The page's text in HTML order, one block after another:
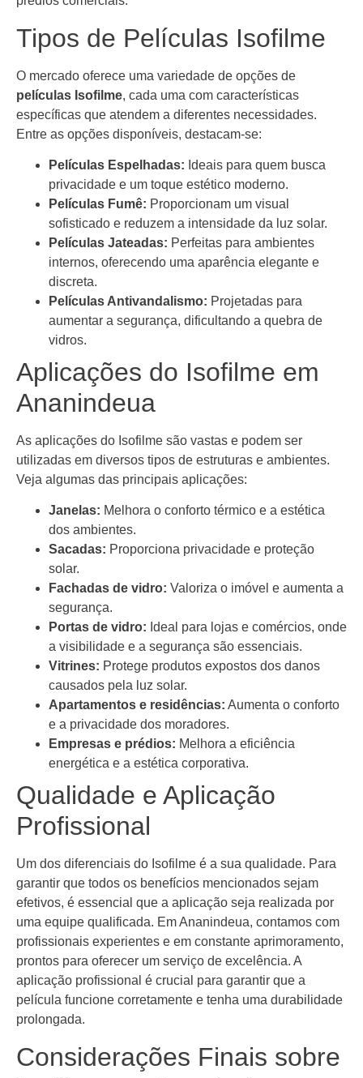
Tipos de Películas Isofilme
O mercado oferece uma variedade de opções de
películas Isofilme, cada uma com características
específicas que atendem a diferentes necessidades.
Entre as opções disponíveis, destacam-se:
Películas Espelhadas: Ideais para quem busca
privacidade e um toque estético moderno.
Películas Fumê: Proporcionam um visual
sofisticado e reduzem a intensidade da luz solar.
Películas Jateadas: Perfeitas para ambientes
internos, oferecendo uma aparência elegante e
discreta.
Películas Antivandalismo: Projetadas para
aumentar a segurança, dificultando a quebra de
vidros.
Aplicações do Isofilme em
Ananindeua
As aplicações do Isofilme são vastas e podem ser
utilizadas em diversos tipos de estruturas e ambientes.
Veja algumas das principais aplicações:
Janelas: Melhora o conforto térmico e a estética
dos ambientes.
Sacadas: Proporciona privacidade e proteção
solar.
Fachadas de vidro: Valoriza o imóvel e aumenta a
segurança.
Portas de vidro: Ideal para lojas e comércios, onde
a visibilidade e a segurança são essenciais.
Vitrines: Protege produtos expostos dos danos
causados pela luz solar.
Apartamentos e residências: Aumenta o conforto
e a privacidade dos moradores.
Empresas e prédios: Melhora a eficiência
energética e a estética corporativa.
Qualidade e Aplicação
Profissional
Um dos diferenciais do Isofilme é a sua qualidade. Para
garantir que todos os benefícios mencionados sejam
efetivos, é essencial que a aplicação seja realizada por
uma equipe qualificada. Em Ananindeua, contamos com
profissionais experientes e em constante aprimoramento,
prontos para oferecer um serviço de excelência. A
aplicação profissional é crucial para garantir que a
película funcione corretamente e tenha uma durabilidade
prolongada.
Considerações Finais sobre